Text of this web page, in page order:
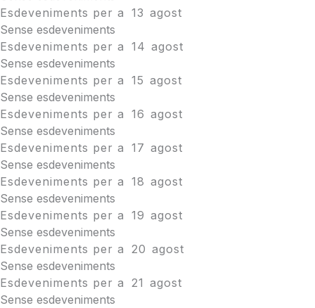
Esdeveniments per a 13 agost
Sense esdeveniments
Esdeveniments per a 14 agost
Sense esdeveniments
Esdeveniments per a 15 agost
Sense esdeveniments
Esdeveniments per a 16 agost
Sense esdeveniments
Esdeveniments per a 17 agost
Sense esdeveniments
Esdeveniments per a 18 agost
Sense esdeveniments
Esdeveniments per a 19 agost
Sense esdeveniments
Esdeveniments per a
20 agost
Sense esdeveniments
Esdeveniments per a
21 agost
Sense esdeveniments